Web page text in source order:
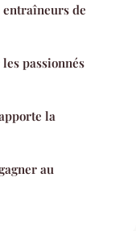
entraîneurs de
passionnés
la
au